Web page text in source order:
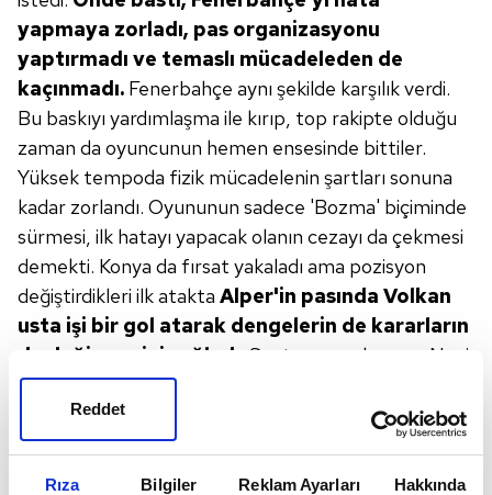
Rıza Bilgiler Reklam Ayarları Hakkında
Reddet
yapmaya zorladı, pas organizasyonu
yaptırmadı ve temaslı mücadeleden de
kaçınmadı. Fenerbahçe aynı şekilde karşılık verdi.
Bu baskıyı yardımlaşma ile kırıp, top rakipte olduğu
zaman da oyuncunun hemen ensesinde bittiler.
Yüksek tempoda fizik mücadelenin şartları sonuna
kadar zorlandı. Oyununun sadece 'Bozma' biçiminde
sürmesi, ilk hatayı yapacak olanın cezayı da çekmesi
demekti. Konya da fırsat yakaladı ama pozisyon
değiştirdikleri ilk atakta Alper'in pasında Volkan
usta işi bir gol atarak dengelerin de kararların
da
değişmesini sağladı. Santrası yapılmayan Nani
golü ise ikinci bir ustanın, büyük bir acemiliği tabelaya
rakamlandırmasıydı. Soyunma odasına Fenerbahçe
moralli giderken, Konyaspor'da gerginlik vardı.
Defansta
4, orta sahada 2 ön tarafta da